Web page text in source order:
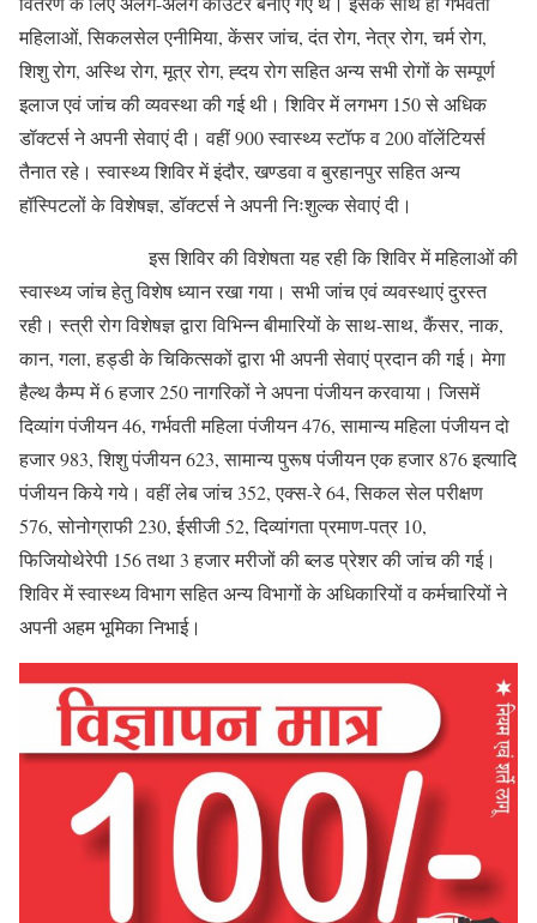
महिलाओं, सिकलसेल एनीमिया, केंसर जांच, दंत रोग, नेत्र रोग, चर्म रोग,
शिशु रोग, अस्थि रोग, मूत्र रोग, ह्दय रोग सहित अन्य सभी रोगों के सम्पूर्ण
इलाज एवं जांच की व्यवस्था की गई थी। शिविर में लगभग 150 से अधिक
डॉक्टर्स ने अपनी सेवाएं दी। वहीं 900 स्वास्थ्य स्टॉफ व 200 वॉलेंटियर्स
तैनात रहे। स्वास्थ्य शिविर में इंदौर, खण्डवा व बुरहानपुर सहित अन्य
हॉस्पिटलों के विशेषज्ञ, डॉक्टर्स ने अपनी निःशुल्क सेवाएं दी।
इस शिविर की विशेषता यह रही कि शिविर में महिलाओं की
स्वास्थ्य जांच हेतु विशेष ध्यान रखा गया। सभी जांच एवं व्यवस्थाएं दुरस्त
रही। स्त्री रोग विशेषज्ञ द्वारा विभिन्न बीमारियों के साथ-साथ, कैंसर, नाक,
कान, गला, हड्डी के चिकित्सकों द्वारा भी अपनी सेवाएं प्रदान की गई। मेगा
हैल्थ कैम्प में 6 हजार 250 नागरिकों ने अपना पंजीयन करवाया। जिसमें
दिव्यांग पंजीयन 46, गर्भवती महिला पंजीयन 476, सामान्य महिला पंजीयन दो
हजार 983, शिशु पंजीयन 623, सामान्य पुरूष पंजीयन एक हजार 876 इत्यादि
पंजीयन किये गये। वहीं लेब जांच 352, एक्स-रे 64, सिकल सेल परीक्षण
576, सोनोग्राफी 230, ईसीजी 52, दिव्यांगता प्रमाण-पत्र 10,
फिजियोथेरेपी 156 तथा 3 हजार मरीजों की ब्लड प्रेशर की जांच की गई।
शिविर में स्वास्थ्य विभाग सहित अन्य विभागों के अधिकारियों व कर्मचारियों ने
अपनी अहम भूमिका निभाई।